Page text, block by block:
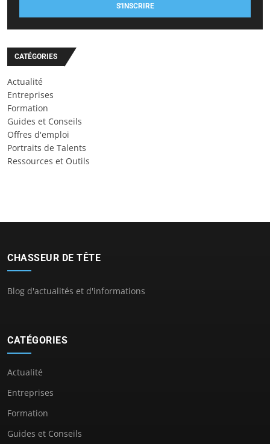
S'INSCRIRE
CATÉGORIES
Actualité
Entreprises
Formation
Guides et Conseils
Offres d'emploi
Portraits de Talents
Ressources et Outils
CHASSEUR DE TÊTE
Blog d'actualités et d'informations
CATÉGORIES
Actualité
Entreprises
Formation
Guides et Conseils